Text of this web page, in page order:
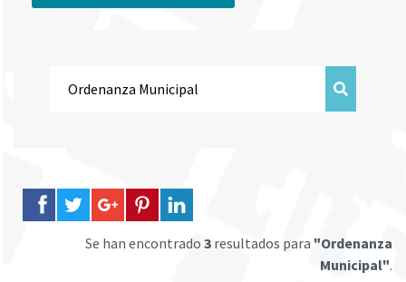
Se han encontrado 3 resultados para "Ordenanza
Municipal".